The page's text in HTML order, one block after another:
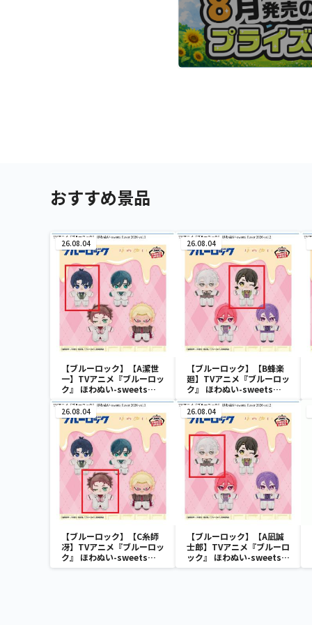
おすすめ景品
26.08.04
【ブルーロック】【A潔世
一】TVアニメ『ブルーロッ
ク』 ほわぬい-sweets
flavor 2026-vol.1
26.08.04
【ブルーロック】【B蜂楽
廻】TVアニメ『ブルーロッ
ク』 ほわぬい-sweets
flavor 2026-vol.2
26.08.04
【ブルーロック】【C糸師
冴】TVアニメ『ブルーロッ
ク』 ほわぬい-sweets
flavor 2026-vol.1
26.08.04
【ブルーロック】【A凪誠
士郎】TVアニメ『ブルーロ
ック』 ほわぬい-sweets
flavor 2026-vol.2